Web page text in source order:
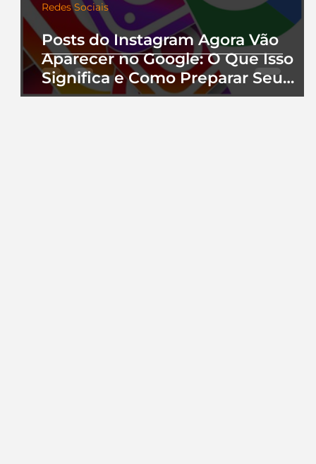
Posts do Instagram Agora Vão
Aparecer no Google: O Que Isso
Significa e Como Preparar Seu
Perfil
Redes Sociais